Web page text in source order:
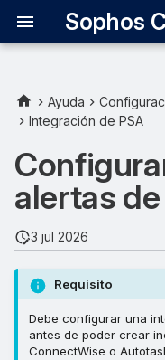
Crear una regla de
Gestionar reglas de
de PSA
Editar una regla de
de PSA
Eliminar una regla de
de PSA
Ayuda
Integración de PSA
alertas
3 jul 2026
Requisito
Debe configurar una
antes de poder crear
ConnectWise o